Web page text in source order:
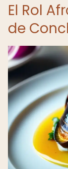
El Rol
de